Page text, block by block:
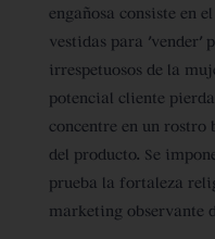
engañosa consiste en
vestidas para ‘vender’
irrespetuosos de la
potencial cliente
concentre en un
del producto. Se
prueba la fortaleza
marketing observante